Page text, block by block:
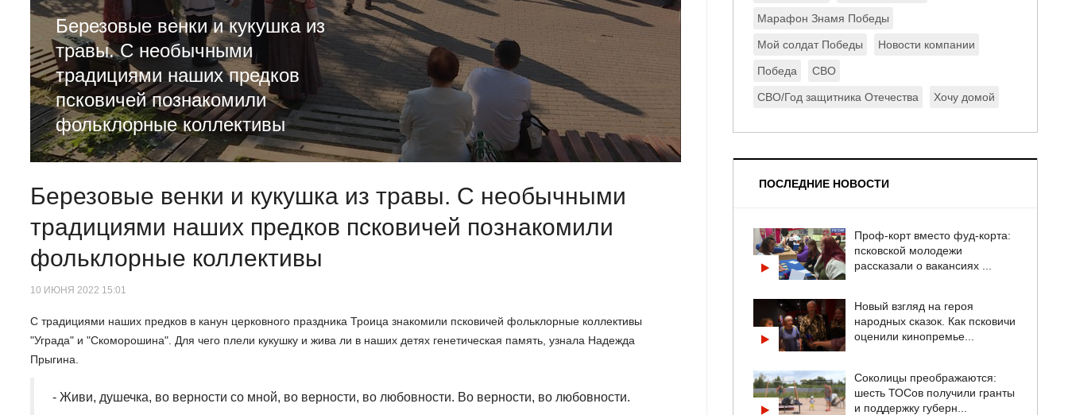
Березовые венки и кукушка из
травы. С необычными
традициями наших предков
псковичей познакомили
фольклорные коллективы
Березовые венки и кукушка из травы. С необычными
традициями наших предков псковичей познакомили
фольклорные коллективы
10 ИЮНЯ 2022 15:01
С традициями наших предков в канун церковного праздника Троица знакомили псковичей фольклорные коллективы
"Уграда" и "Скоморошина". Для чего плели кукушку и жива ли в наших детях генетическая память, узнала Надежда
Прыгина.
- Живи, душечка, во верности со мной, во верности, во любовности. Во верности, во любовности.
Марафон Знамя Победы
Мой солдат Победы Новости компании
Победа СВО
СВО/Год защитника Отечества Хочу домой
ПОСЛЕДНИЕ НОВОСТИ
Проф-корт вместо фуд-корта:
псковской молодежи
рассказали о вакансиях ...
Новый взгляд на героя
народных сказок. Как псковичи
оценили кинопремье...
Соколицы преображаются:
шесть ТОСов получили гранты
и поддержку губерн...